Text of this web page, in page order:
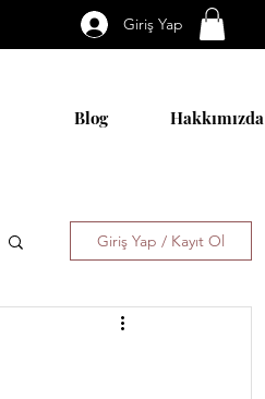
Giriş Yap
Blog Hakkımızda
Giriş Yap / Kayıt Ol